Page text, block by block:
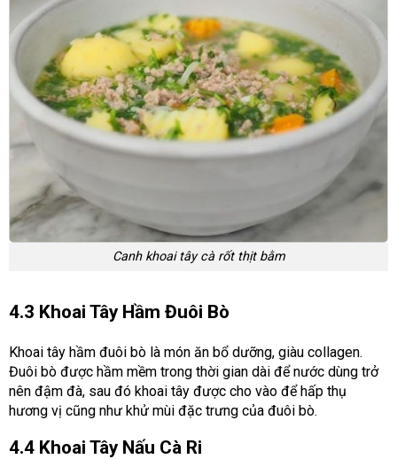
Canh khoai tây cà rốt thịt bằm
4.3 Khoai Tây Hầm Đuôi Bò
Khoai tây hầm đuôi bò là món ăn bổ dưỡng, giàu collagen.
Đuôi bò được hầm mềm trong thời gian dài để nước dùng trở
nên đậm đà, sau đó khoai tây được cho vào để hấp thụ
hương vị cũng như khử mùi đặc trưng của đuôi bò.
4.4 Khoai Tây Nấu Cà Ri